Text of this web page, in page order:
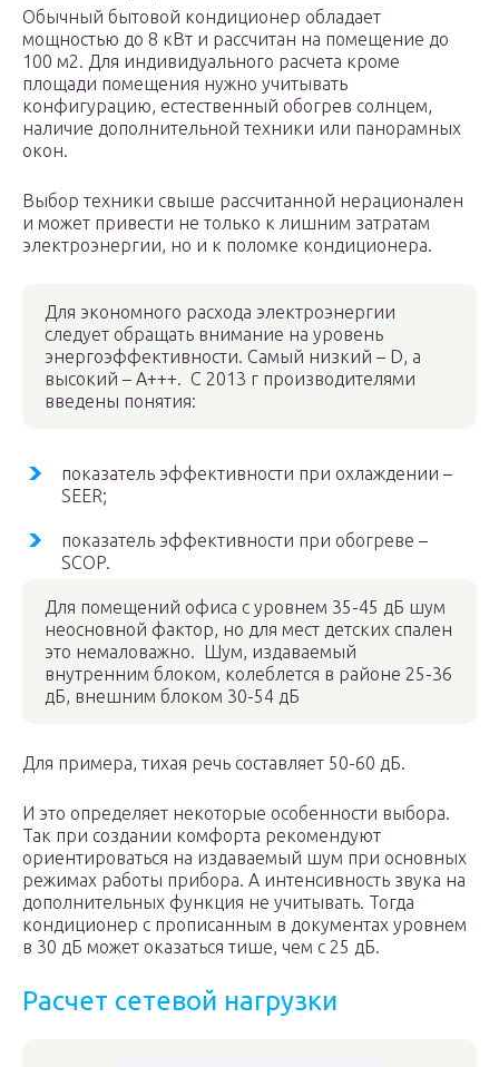
Обычный бытовой кондиционер обладает
мощностью до 8 кВт и рассчитан на помещение до
100 м2. Для индивидуального расчета кроме
площади помещения нужно учитывать
конфигурацию, естественный обогрев солнцем,
наличие дополнительной техники или панорамных
окон.
Выбор техники свыше рассчитанной нерационален
и может привести не только к лишним затратам
электроэнергии, но и к поломке кондиционера.
Для экономного расхода электроэнергии
следует обращать внимание на уровень
энергоэффективности. Самый низкий – D, а
высокий – А+++. С 2013 г производителями
введены понятия:
показатель эффективности при охлаждении –
SEER;
показатель эффективности при обогреве –
SCOP.
Для помещений офиса с уровнем 35-45 дБ шум
неосновной фактор, но для мест детских спален
это немаловажно. Шум, издаваемый
внутренним блоком, колеблется в районе 25-36
дБ, внешним блоком 30-54 дБ
Для примера, тихая речь составляет 50-60 дБ.
И это определяет некоторые особенности выбора.
Так при создании комфорта рекомендуют
ориентироваться на издаваемый шум при основных
режимах работы прибора. А интенсивность звука на
дополнительных функция не учитывать. Тогда
кондиционер с прописанным в документах уровнем
в 30 дБ может оказаться тише, чем с 25 дБ.
Расчет сетевой нагрузки